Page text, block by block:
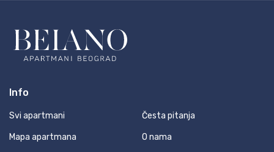
Info
Svi apartmani
Mapa apartmana
Česta pitanja
O nama